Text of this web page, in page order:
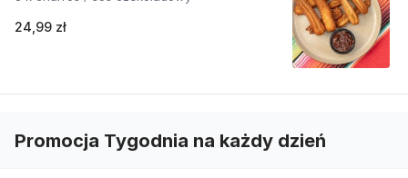
24,99 zł
Promocja Tygodnia na każdy dzień